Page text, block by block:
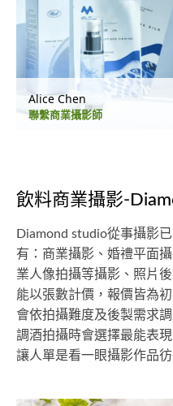
Alice Chen
聯繫商業攝影師
飲料商業攝影-
Diamond studio從事攝影
有：商業攝影、婚禮平面
業人像拍攝等攝影、照片
能以張數計價，報價皆為
會依拍攝難度及後製需求
調酒拍攝時會選擇最能表
讓人單是看一眼攝影作品